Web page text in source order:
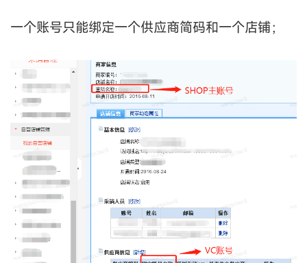
一个账号只能绑定一个供应商简码和一个店铺；